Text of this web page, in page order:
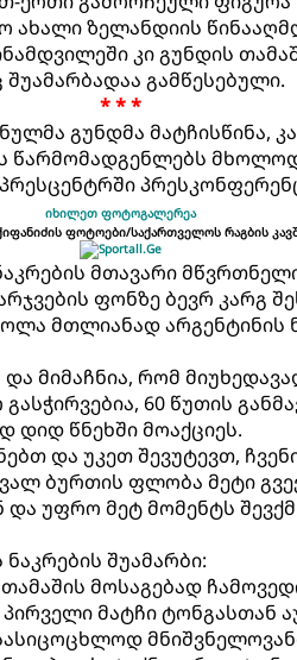
ახალი ზელანდიის
კი გუნდის
გამწესებული.
* * *
გუნდმა მატჩისწინა,
წარმომადგენლებს
იხილეთ ფოტოგალერეა
ფოტოები/საქართველოს რაგბის
მთავარი
ფონზე ბევრ კარგ
მთლიანად არგენტინის
და მიმაჩნია, რომ
60 წუთის
დიდ წნეხში მოაქციეს.
და უკეთ შევუტევთ,
ბურთის ფლობა მეტი
უფრო მეტ მომენტს
შუამარბი:
მოსაგებად
მატჩი ტონგასთან